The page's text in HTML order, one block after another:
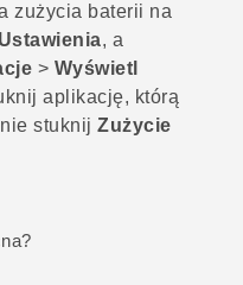
zużycia baterii na
Ustawienia, a
> Wyświetl
aplikację, którą
stuknij Zużycie